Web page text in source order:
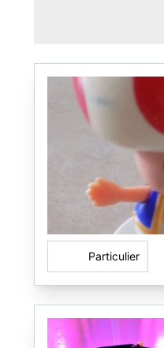
Particulier